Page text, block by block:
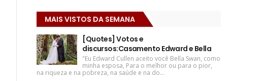
MAIS VISTOS DA SEMANA
[Quotes] Votos e
discursos:Casamento Edward e Bella
"Eu Edward Cullen aceito você Bella Swan, como
minha esposa, Para o melhor ou para o pior,
na riqueza e na pobreza, na saúde e na do...